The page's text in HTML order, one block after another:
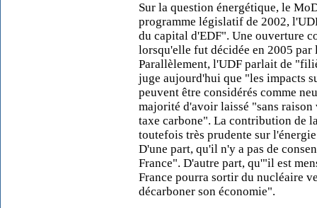
Sur la question énergétique, le
programme législatif de 2002,
du capital d'EDF". Une ouverture
lorsqu'elle fut décidée en 2005
Parallèlement, l'UDF parlait de
juge aujourd'hui que "les impacts
peuvent être considérés comme
majorité d'avoir laissé "sans
taxe carbone". La contribution de
toutefois très prudente sur
D'une part, qu'il n'y a pas de
France". D'autre part, qu'"il est
France pourra sortir du nucléaire
décarboner son économie".